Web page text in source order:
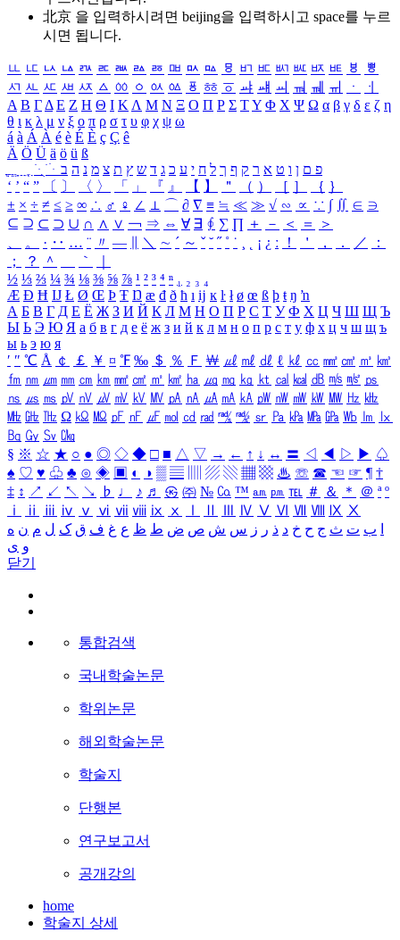
北京 을 입력하시려면 beijing을 입력하시고 space를 누르
시면 됩니다.
ㅥ ㅦ ㅧ ㅨ ㅩ ㅪ ㅫ ㅬ ㅭ ㅮ ㅯ ㅰ ㅱ ㅲ ㅳ ㅴ ㅵ ㅶ ㅷ ㅸ
ㅹ
ㅺ ㅻ ㅼ ㅽ ㅾ ㅿ ㆀ ㆁ ㆂ ㆃ ㆄ ㆅ ㆆ ㆇ ㆈ ㆉ ㆊ ㆋ ㆌ ㆍ
ㆎ
Α Β ΓΔ Ε Ζ Η Θ Ι ΚΛ Μ Ν Ξ Ο Π Ρ Σ ΤΥ Φ Χ Ψ Ω α β γ δ ε ζ η
θ ι κ λ μ ν ξ ο π ρ σ τ υ φ χ ψ ω
á à Á À é è É È ç Ç ê
Ä Ö Ü ä ö ü ß
ִֶֹ ֻּ ׁׂ פ ם ן ו ט א ר ק ף ך ל ח י ע כ ג ד ש ץ ת צ מ נ ה ב
‘ ’ “ ” 〔 〕 〈 〉 「 」 『 』 【 】 ＂ （ ） ［ ］ ｛ ｝
± × ÷ ≠ ≤ ≥ ∞ ∴ ♂ ♀ ∠ ⊥ ⌒ ∂ ∇ ≡ ≒ ≪ ≫ √ ∽ ∝ ∵ ∫ ∬ ∈ ∋
⊆ ⊇ ⊂ ⊃ ∪ ∩ ∧ ∨ ￢ ⇒ ⇔ ∀ ∃ ∮ ∑ ∏ ＋ － ＜ ＝
＞
、
。 · ‥ … ¨ 〃 ― ＼ ∼ ´ ～ ˇ ˘ ˝ ˚ ˙ ¸ ¡ ¿ ː ！ ＇ ， ． ／
：
；
？ ＾ ｀
½ ⅓ ⅔ ¼ ¾ ⅛ ⅜ ⅝ ⅞ ¹ ² ³ ⁴ ⁿ ₁ ₂ ₃ ₄
Æ Ð Ħ Ĳ Ł Ø Œ Þ Ŧ Ŋ æ đ ð ħ ı ĳ ĸ ŀ ł ø œ ß þ ŧ ŋ ŉ
А Б В Г Д Е Ё Ж З И Й К Л М Н О П Р С Т У Ф Х Ц Ч Ш Щ Ъ
Ы Ь Э Ю Я а б в г д е ё ж з и й к л м н о п р с т у ф х ц ч ш щ ъ
ы ь э ю я
′ ″ ℃ Å ￠ ￡ ￥ ¤ ℉ ‰ ＄ ％ Ｆ ￦ ㎕ ㎖ ㎗ ℓ ㎘ ㏄ ㎣ ㎤ ㎥ ㎦
㎙ ㎚ ㎛ ㎜ ㎝ ㎞ ㎟ ㎠ ㎡ ㎢ ㏊ ㎍ ㎎ ㎏ ㏏ ㎈ ㎉ ㏈ ㎧ ㎨ ㎰
㎱ ㎲ ㎳ ㎴ ㎵ ㎶ ㎷ ㎸ ㎹ ㎀ ㎁ ㎂ ㎃ ㎄ ㎺ ㎻ ㎽ ㎾ ㎿ ㎐ ㎑
㎒ ㎓ ㎔ Ω ㏀ ㏁ ㎊ ㎋ ㎌ ㏖ ㏅ ㎭ ㎮ ㎯ ㏛ ㎩ ㎪ ㎫ ㎬ ㏝ ㏐
㏓
㏃ ㏉ ㏜ ㏆
§ ※ ☆ ★ ○ ● ◎ ◇ ◆ □ ■ △ ▽ → ← ↑ ↓ ↔ 〓 ◁ ◀ ▷ ▶ ♤
♠ ♡ ♥ ♧ ♣ ⊙ ◈ ▣ ◐ ◑ ▒ ▤ ▨ ▧ ▦ ▩ ♨ ☏ ☎ ☜ ☞ ¶ †
‡ ↕ ↗ ↙ ↖ ↘ ♭ ♩ ♪ ♬ ㉿ ㈜ № ㏇ ™ ㏂ ㏘ ℡ ＃ ＆ ＊ ＠ ª º
ⅰ
ⅱ ⅲ ⅳ ⅴ ⅵ ⅶ ⅷ ⅸ ⅹ Ⅳ Ⅴ Ⅵ Ⅶ Ⅷ Ⅸ Ⅹ
ب ت ث ج ح خ د ذ ر ز س ش ص ض ط ظ ع غ ف ق ک ل م ن ه
و ی
닫기
통합검색
국내학술논문
학위논문
해외학술논문
학술지
단행본
연구보고서
공개강의
home
학술지 상세